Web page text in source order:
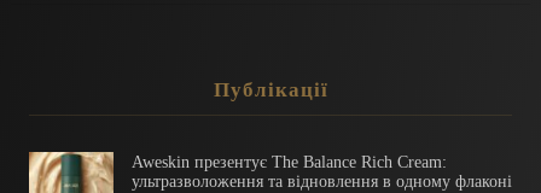
Публікації
Aweskin презентує The Balance Rich Cream:
ультразволоження та відновлення в одному флаконі